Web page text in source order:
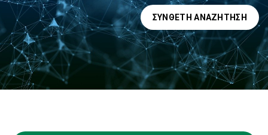
ΣΎΝΘΕΤΗ ΑΝΑΖΉΤΗΣΗ